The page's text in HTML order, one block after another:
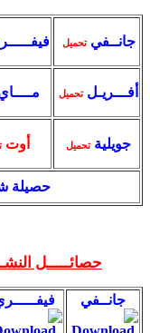
فيفـــــريتحميل
مــــاي تحميل
أوت تحميل
حصيلة شهر رمضان لسنة 1439الموافق لـ
النشـــــاطات خلال
فيفـــــري مــــارس